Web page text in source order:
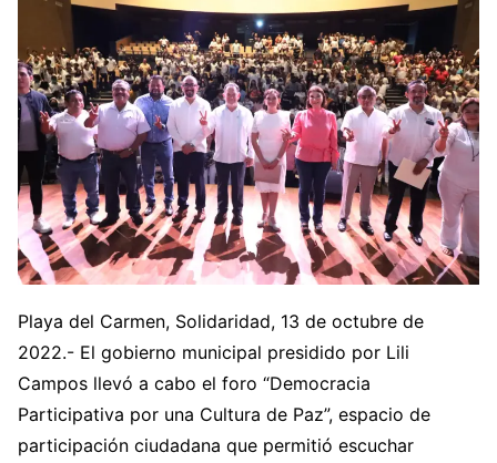
Playa del Carmen, Solidaridad, 13 de octubre de
2022.- El gobierno municipal presidido por Lili
Campos llevó a cabo el foro “Democracia
Participativa por una Cultura de Paz”, espacio de
participación ciudadana que permitió escuchar